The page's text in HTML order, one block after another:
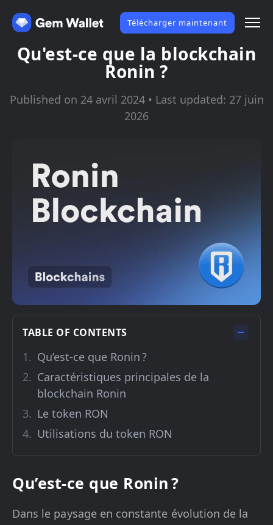
Télécharger maintenant
Qu'est-ce que la blockchain
Ronin ?
Published on 24 avril 2024 • Last updated: 27 juin
2026
TABLE OF CONTENTS
Qu’est-ce que Ronin ?
Caractéristiques principales de la
blockchain Ronin
Le token RON
Utilisations du token RON
Qu’est-ce que Ronin ?
Dans le paysage en constante évolution de la